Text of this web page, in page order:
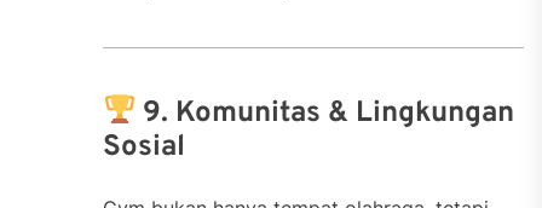
9. Komunitas & Lingkungan
Sosial